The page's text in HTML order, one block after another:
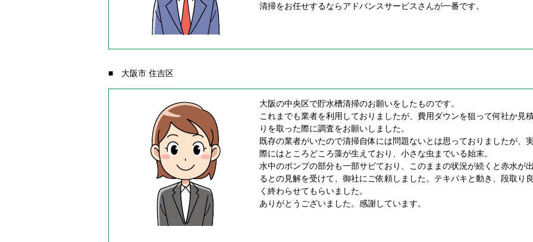
清掃をお任せするならアドバンスサービスさんが一番です。
■ 大阪市 住吉区
大阪の中央区で貯水槽清掃のお願いをしたものです。
これまでも業者を利用しておりましたが、費用ダウンを狙って何社か見
りを取った際に調査をお願いしました。
既存の業者がいたので清掃自体には問題ないとは思っておりましたが、
際にはところどころ藻が生えており、小さな虫までいる始末。
水中のポンプの部分も一部サビており、このままの状況が続くと赤水が
るとの見解を受けて、御社にご依頼しました。テキパキと動き、段取り
く終わらせてもらいました。
ありがとうございました。感謝しています。